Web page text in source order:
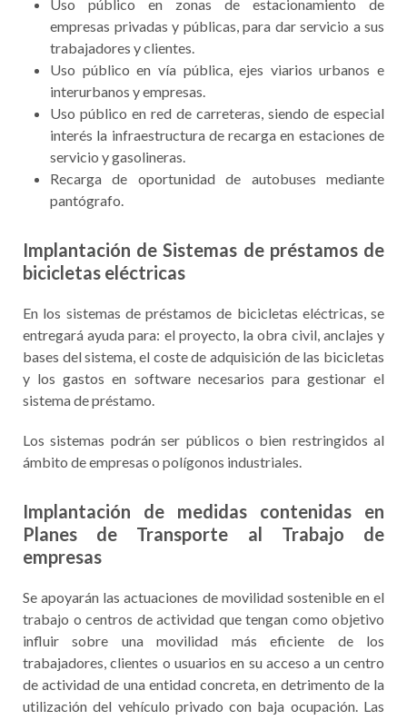
Uso público en zonas de estacionamiento de
empresas privadas y públicas, para dar servicio a sus
trabajadores y clientes.
Uso público en vía pública, ejes viarios urbanos e
interurbanos y empresas.
Uso público en red de carreteras, siendo de especial
interés la infraestructura de recarga en estaciones de
servicio y gasolineras.
Recarga de oportunidad de autobuses mediante
pantógrafo.
Implantación de Sistemas de préstamos de
bicicletas eléctricas
En los sistemas de préstamos de bicicletas eléctricas, se
entregará ayuda para: el proyecto, la obra civil, anclajes y
bases del sistema, el coste de adquisición de las bicicletas
y los gastos en software necesarios para gestionar el
sistema de préstamo.
Los sistemas podrán ser públicos o bien restringidos al
ámbito de empresas o polígonos industriales.
Implantación de medidas contenidas en
Planes de Transporte al Trabajo de
empresas
Se apoyarán las actuaciones de movilidad sostenible en el
trabajo o centros de actividad que tengan como objetivo
influir sobre una movilidad más eficiente de los
trabajadores, clientes o usuarios en su acceso a un centro
de actividad de una entidad concreta, en detrimento de la
utilización del vehículo privado con baja ocupación. Las